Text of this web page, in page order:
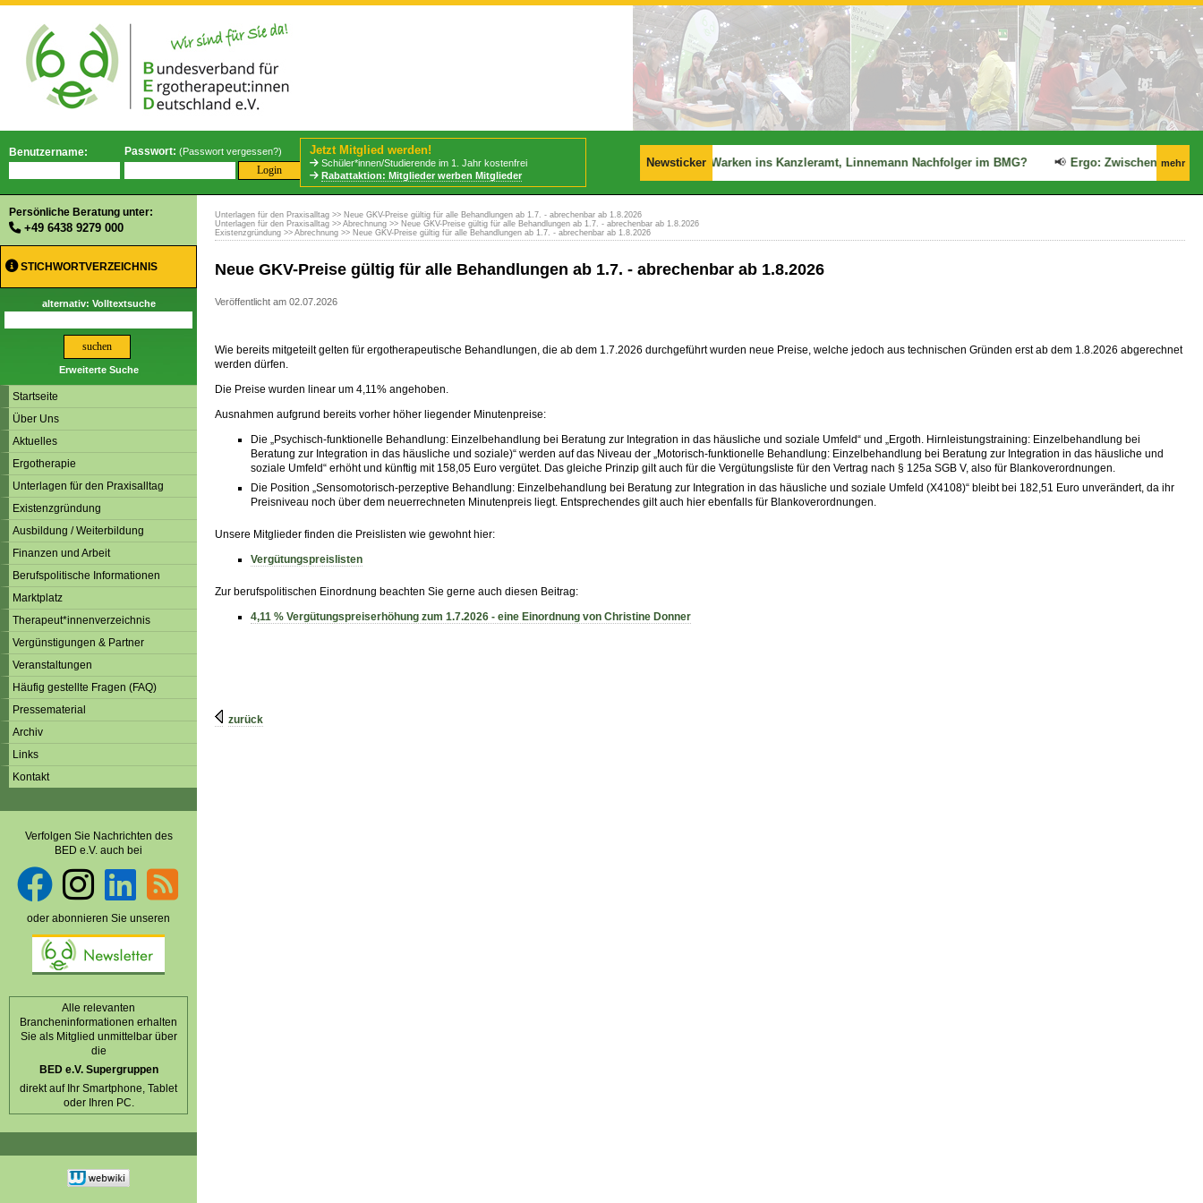
Benutzername: Passwort: (Passwort vergessen?) Jetzt Mitglied werden!
Schüler*innen/Studierende im 1. Jahr kostenfrei
Rabattaktion: Mitglieder werben Mitglieder
Newsticker
📢 BStabG tritt am 30.07.2026 in Kraft! Politik: Warken ins Kanzleramt, Linnemann Nachfolger im BMG? Ergo: Zwischenfazit des
mehr
Persönliche Beratung unter:
+49 6438 9279 000
STICHWORTVERZEICHNIS
alternativ: Volltextsuche
Erweiterte Suche
Startseite
Über Uns
Aktuelles
Ergotherapie
Unterlagen für den Praxisalltag
Existenzgründung
Ausbildung / Weiterbildung
Finanzen und Arbeit
Berufspolitische Informationen
Marktplatz
Therapeut*innenverzeichnis
Vergünstigungen & Partner
Veranstaltungen
Häufig gestellte Fragen (FAQ)
Pressematerial
Archiv
Links
Kontakt
Verfolgen Sie Nachrichten des
BED e.V. auch bei
oder abonnieren Sie unseren
Alle relevanten
Brancheninformationen erhalten
Sie als Mitglied unmittelbar über
die
BED e.V. Supergruppen
direkt auf Ihr Smartphone, Tablet
oder Ihren PC.
Unterlagen für den Praxisalltag >> Neue GKV-Preise gültig für alle Behandlungen ab 1.7. - abrechenbar ab 1.8.2026
Unterlagen für den Praxisalltag >> Abrechnung >> Neue GKV-Preise gültig für alle Behandlungen ab 1.7. - abrechenbar ab 1.8.2026
Existenzgründung >> Abrechnung >> Neue GKV-Preise gültig für alle Behandlungen ab 1.7. - abrechenbar ab 1.8.2026
Neue GKV-Preise gültig für alle Behandlungen ab 1.7. - abrechenbar ab 1.8.2026
Veröffentlicht am 02.07.2026
Wie bereits mitgeteilt gelten für ergotherapeutische Behandlungen, die ab dem 1.7.2026 durchgeführt wurden neue Preise, welche jedoch aus technischen Gründen erst ab dem 1.8.2026 abgerechnet
werden dürfen.
Die Preise wurden linear um 4,11% angehoben.
Ausnahmen aufgrund bereits vorher höher liegender Minutenpreise:
Die „Psychisch-funktionelle Behandlung: Einzelbehandlung bei Beratung zur Integration in das häusliche und soziale Umfeld“ und „Ergoth. Hirnleistungstraining: Einzelbehandlung bei
Beratung zur Integration in das häusliche und soziale)“ werden auf das Niveau der „Motorisch-funktionelle Behandlung: Einzelbehandlung bei Beratung zur Integration in das häusliche und
soziale Umfeld“ erhöht und künftig mit 158,05 Euro vergütet. Das gleiche Prinzip gilt auch für die Vergütungsliste für den Vertrag nach § 125a SGB V, also für Blankoverordnungen.
Die Position „Sensomotorisch-perzeptive Behandlung: Einzelbehandlung bei Beratung zur Integration in das häusliche und soziale Umfeld (X4108)“ bleibt bei 182,51 Euro unverändert, da ihr
Preisniveau noch über dem neuerrechneten Minutenpreis liegt. Entsprechendes gilt auch hier ebenfalls für Blankoverordnungen.
Unsere Mitglieder finden die Preislisten wie gewohnt hier:
Vergütungspreislisten
Zur berufspolitischen Einordnung beachten Sie gerne auch diesen Beitrag:
4,11 % Vergütungspreiserhöhung zum 1.7.2026 - eine Einordnung von Christine Donner
zurück